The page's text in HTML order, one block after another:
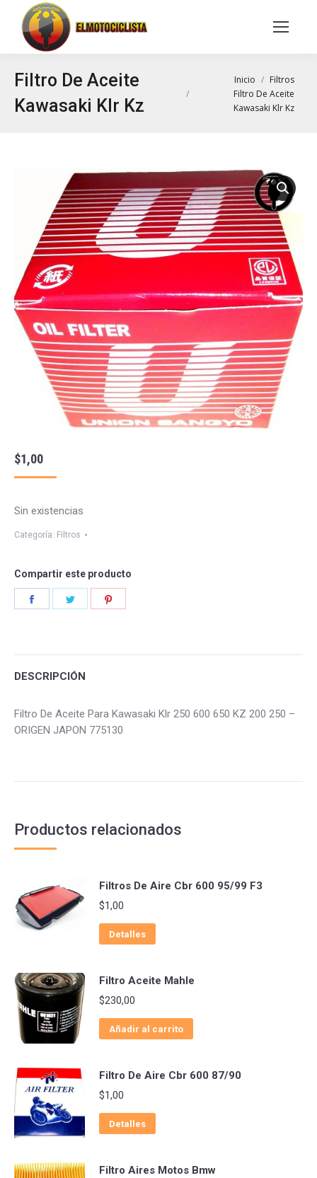
Buscar:
Filtro De Aceite
Kawasaki Klr Kz
Inicio
Filtros
Filtro De Aceite
Kawasaki Klr Kz
$1,00
Sin existencias
Categoría: Filtros
Compartir este producto
DESCRIPCIÓN
Filtro De Aceite Para Kawasaki Klr 250 600 650 KZ 200 250 –
ORIGEN JAPON 775130
Productos relacionados
Filtros De Aire Cbr 600 95/99 F3
$1,00
Detalles
Filtro Aceite Mahle
$230,00
Añadir al carrito
Filtro De Aire Cbr 600 87/90
$1,00
Detalles
Filtro Aires Motos Bmw